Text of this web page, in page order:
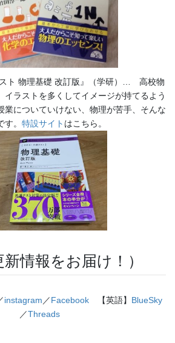
スト 物理基礎 改訂版』（学研）… 高校物
イラストを多くしてイメージが持てるよう
業についていけない、物理が苦手、そんな
。 特設サイト はこちら。
情報をお届け！）
instagram ／Facebook 【英語】 BlueSky
／Threads